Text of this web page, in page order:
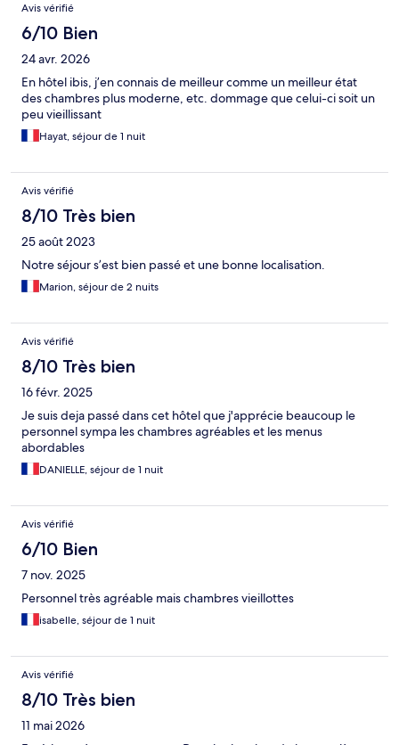
Avis vérifié
6/10 Bien
24 avr. 2026
En hôtel ibis, j’en connais de meilleur comme un meilleur état
des chambres plus moderne, etc. dommage que celui-ci soit un
peu vieillissant
Hayat, séjour de 1 nuit
Avis vérifié
8/10 Très bien
25 août 2023
Notre séjour s’est bien passé et une bonne localisation.
Marion, séjour de 2 nuits
Avis vérifié
8/10 Très bien
16 févr. 2025
Je suis deja passé dans cet hôtel que j'apprécie beaucoup le
personnel sympa les chambres agréables et les menus
abordables
DANIELLE, séjour de 1 nuit
Avis vérifié
6/10 Bien
7 nov. 2025
Personnel très agréable mais chambres vieillottes
isabelle, séjour de 1 nuit
Avis vérifié
8/10 Très bien
11 mai 2026